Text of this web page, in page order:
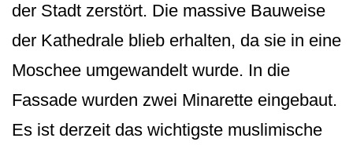
der Stadt zerstört. Die massive Bauweise
der Kathedrale blieb erhalten, da sie in eine
Moschee umgewandelt wurde. In die
Fassade wurden zwei Minarette eingebaut.
Es ist derzeit das wichtigste muslimische